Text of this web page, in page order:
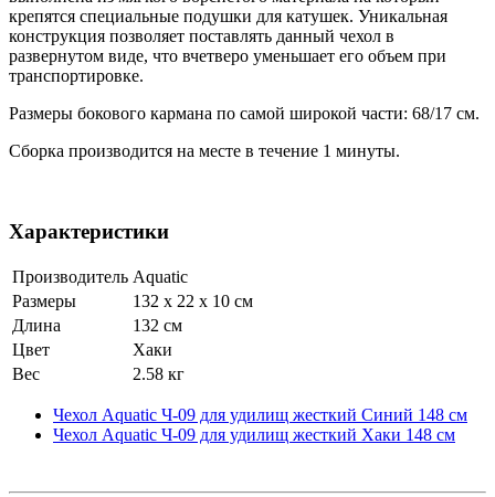
крепятся специальные подушки для катушек. Уникальная
конструкция позволяет поставлять данный чехол в
развернутом виде, что вчетверо уменьшает его объем при
транспортировке.
Размеры бокового кармана по самой широкой части: 68/17 см.
Сборка производится на месте в течение 1 минуты.
Характеристики
Производитель Aquatic
Размеры
132 x 22 x 10 см
Длина
132 см
Цвет
Хаки
Вес
2.58 кг
Чехол Aquatic Ч-09 для удилищ жесткий Синий 148 см
Чехол Aquatic Ч-09 для удилищ жесткий Хаки 148 см